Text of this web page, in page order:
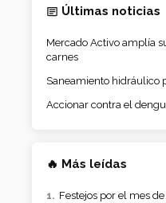
Últimas noticias
Mercado Activo amplía
carnes
Saneamiento hidráulico
Accionar contra el
🔥 Más leídas
Festejos por el mes